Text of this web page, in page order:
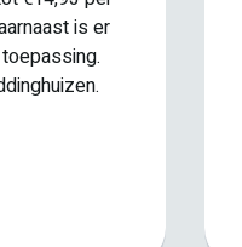
is er